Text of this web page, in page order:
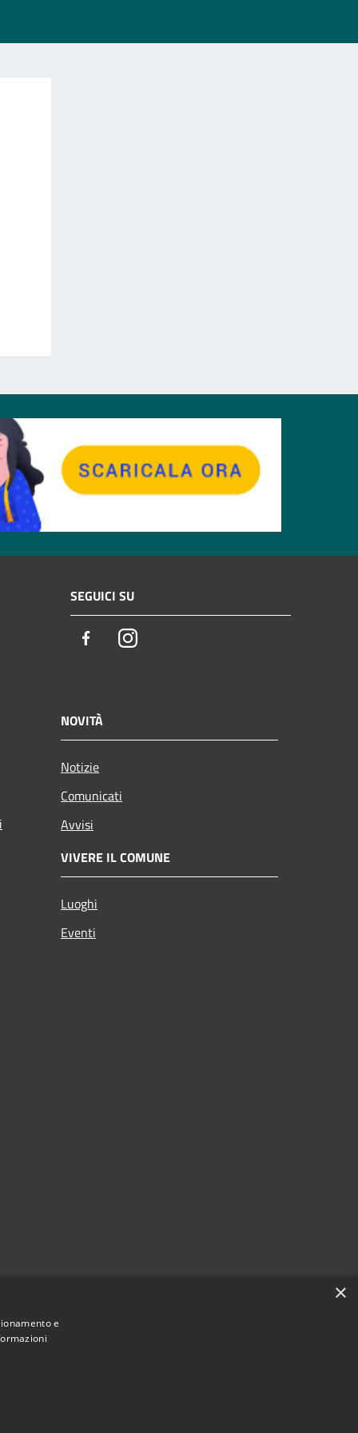
SEGUICI SU
FacebookInstagram
NOVITÀ
Notizie
Comunicati
Avvisi
VIVERE IL COMUNE
Luoghi
Eventi
×
e